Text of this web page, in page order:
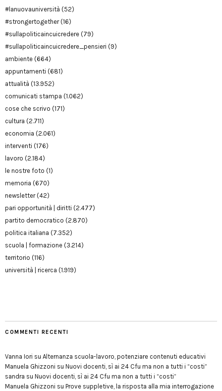
#lanuovauniversità (52)
#strongertogether(16)
#sullapoliticaincuicredere (79)
#sullapoliticaincuicredere_pensieri (9)
ambiente (664)
appuntamenti (681)
attualità (13.952)
comunicati stampa (1.062)
cose che scrivo (171)
cultura (2.711)
economia (2.061)
interventi (176)
lavoro (2.184)
le nostre foto (1)
memoria (670)
newsletter(42)
pari opportunità | diritti (2.477)
partito democratico (2.870)
politica italiana (7.352)
scuola | formazione (3.214)
territorio (116)
università | ricerca (1.919)
COMMENTI RECENTI
Vanna Iori su Alternanza scuola-lavoro, potenziare contenuti educativi
Manuela Ghizzoni su Nuovi docenti, sì ai 24 Cfu ma non a tutti i “costi”
sandra su Nuovi docenti, sì ai 24 Cfu ma non a tutti i “costi”
Manuela Ghizzoni su Prove suppletive, la risposta alla mia interrogazione